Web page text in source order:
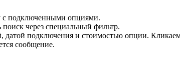
с подключенными опциями.
через специальный фильтр.
датой подключения и стоимостью опции.
сообщение.